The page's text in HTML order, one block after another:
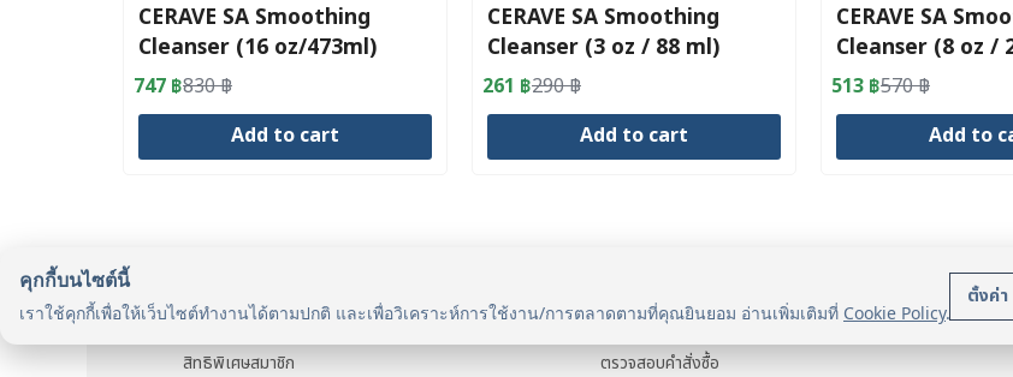
CERAVE SA Smoothing
Cleanser (16 oz/473ml)
830฿
Original
price
was:
747 ฿
Current
price
is:
Add to cart
CERAVE SA Smoothing
Cleanser (3 oz / 88 ml)
290฿
Original
price
was:
261 ฿
Current
price
is:
Add to cart
CERAVE SA
Cleanser (8 oz /
570฿
Original
price
was:
513 ฿
Current
price
is:
Add to
คุกกี้บนไซต์นี้
เราใช้คุกกี้เพื่อให้เว็บไซต์ทำงานได้ตามปกติ และเพื่อวิเคราะห์การใช้งาน/การตลาดตามที่คุณยินยอม อ่านเพิ่มเติมที่ Cookie Policy.
ตั้งค่า
สิทธิพิเศษสมาชิก
แจ้งการชำระเงิน
ตรวจสอบคำสั่งซื้อ